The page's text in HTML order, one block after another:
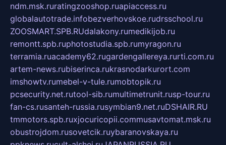
ndm.msk.ruratingzooshop.ruapiaccess.ru
globalautotrade.infobezverhovskoe.rudrsschool.ru
ZOOSMART.SPB.RUdalakony.rumedikijob.ru
remontt.spb.ruphotostudia.spb.rumyragon.ru
terramia.ruacademy62.rugardengallereya.rurti.com.ru
artem-news.rubiserinca.rukrasnodarkurort.com
imshowtv.rumebel-v-tule.rumobtopik.ru
pcsecurity.net.rutool-sib.rumultimetrunit.rusp-tour.ru
fan-cs.rusanteh-russia.rusymbian9.net.ruDSHAIR.RU
tmmotors.spb.ruxjocuricopii.commusavtomat.msk.ru
obustrojdom.rusovetcik.ruybaranovskaya.ru